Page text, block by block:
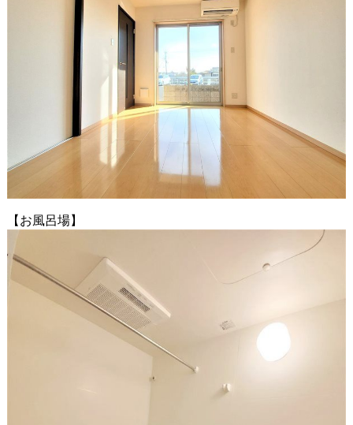
【お風呂場】